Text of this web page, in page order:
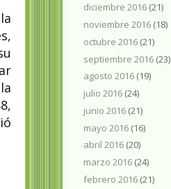
diciembre 2016 (21)
noviembre 2016 (18)
octubre 2016 (21)
septiembre 2016 (23)
agosto 2016 (19)
julio 2016 (24)
junio 2016 (21)
mayo 2016 (16)
abril 2016 (20)
marzo 2016 (24)
febrero 2016 (21)